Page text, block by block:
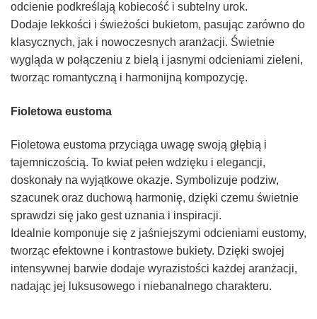
odcienie podkreślają kobiecość i subtelny urok.
Dodaje lekkości i świeżości bukietom, pasując zarówno do
klasycznych, jak i nowoczesnych aranżacji. Świetnie
wygląda w połączeniu z bielą i jasnymi odcieniami zieleni,
tworząc romantyczną i harmonijną kompozycję.
Fioletowa eustoma
Fioletowa eustoma przyciąga uwagę swoją głębią i
tajemniczością. To kwiat pełen wdzięku i elegancji,
doskonały na wyjątkowe okazje. Symbolizuje podziw,
szacunek oraz duchową harmonię, dzięki czemu świetnie
sprawdzi się jako gest uznania i inspiracji.
Idealnie komponuje się z jaśniejszymi odcieniami eustomy,
tworząc efektowne i kontrastowe bukiety. Dzięki swojej
intensywnej barwie dodaje wyrazistości każdej aranżacji,
nadając jej luksusowego i niebanalnego charakteru.